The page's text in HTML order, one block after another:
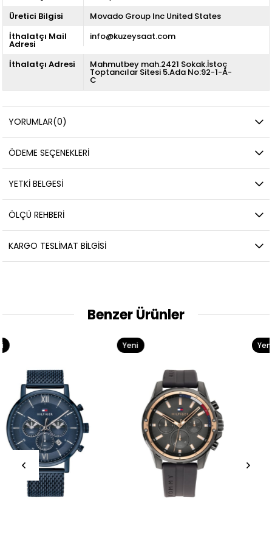
Üretici Bilgisi
Movado Group Inc United States
İthalatçı Mail
Adresi
info@kuzeysaat.com
İthalatçı Adresi Mahmutbey mah.2421 Sokak.İstoç
Toptancılar Sitesi 5.Ada No:92-1-A-
C
YORUMLAR(0)
ÖDEME SEÇENEKLERI
YETKİ BELGESİ
ÖLÇÜ REHBERI
KARGO TESLIMAT BILGISI
Benzer Ürünler